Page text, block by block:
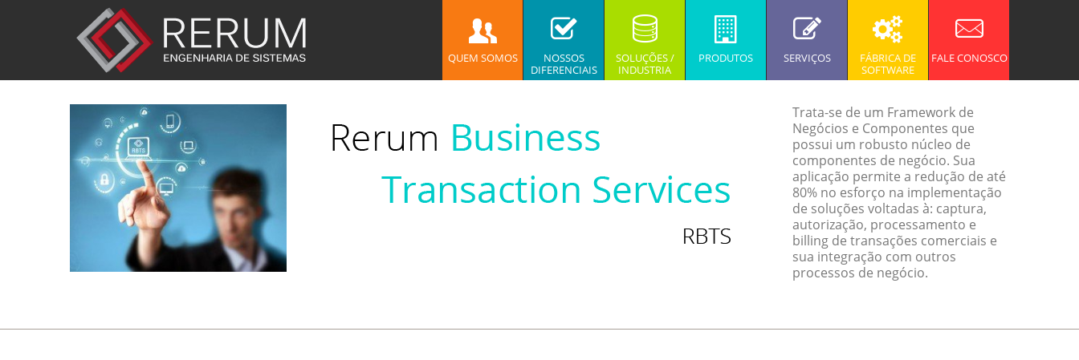
QUEM SOMOS
NOSSOS
DIFERENCIAIS
SOLUÇÕES /
INDUSTRIA
PRODUTOS SERVIÇOS
FÁBRICA DE
SOFTWARE
FALE CONOSCO
Trata-se de um Framework de
Negócios e Componentes que
possui um robusto núcleo de
componentes de negócio. Sua
aplicação permite a redução de até
80% no esforço na implementação
de soluções voltadas à: captura,
autorização, processamento e
billing de transações comerciais e
sua integração com outros
processos de negócio.